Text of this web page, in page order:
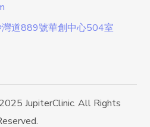
道889號華創中心504室
JupiterClinic. All Rights